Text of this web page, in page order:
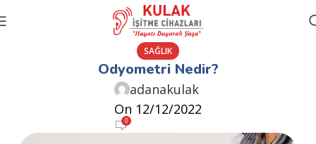
SAĞLIK
Odyometri Nedir?
adanakulak
On 12/12/2022
0